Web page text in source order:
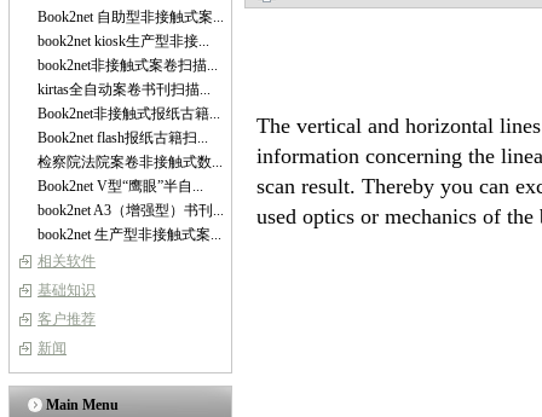
Book2net 自助型非接触式案...
book2net kiosk生产型非接...
book2net非接触式案卷扫描...
kirtas全自动案卷书刊扫描...
Book2net非接触式报纸古籍...
Book2net flash报纸古籍扫...
检察院法院案卷非接触式数...
Book2net V型“鹰眼”半自...
book2net A3（增强型）书刊...
book2net 生产型非接触式案...
相关软件
基础知识
客户推荐
新闻
Main Menu
The vertical and horizontal
information concerning the
scan result. Thereby you can
used optics or mechanics of the